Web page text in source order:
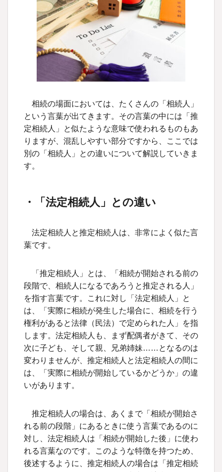
相続の場面においては、たくさんの「相続人」
という言葉が出てきます。その言葉の中には「推
定相続人」と似たような意味で使われるものもあ
りますが、混乱しやすい部分ですから、ここでは
別の「相続人」との違いについて解説していきま
す。
・「法定相続人」との違い
法定相続人と推定相続人は、非常によく似た言
葉です。
「推定相続人」とは、「相続が開始される前の
段階で、相続人になるであろうと推定される人」
を指す言葉です。これに対し「法定相続人」と
は、「実際に相続が発生した場合に、相続を行う
権利があると法律（民法）で定められた人」を指
します。法定相続人も、まず配偶者がきて、その
次に子ども、そして親、兄弟姉妹……となるのは
変わりませんが、推定相続人と法定相続人の間に
は、「実際に相続が開始しているかどうか」の違
いがあります。
推定相続人の場合は、あくまで「相続が開始さ
れる前の段階」にあるときに使う言葉であるのに
対し、法定相続人は「相続が開始した後」に使わ
れる言葉なのです。このような特徴を持つため、
後述するように、推定相続人の場合は「推定相続